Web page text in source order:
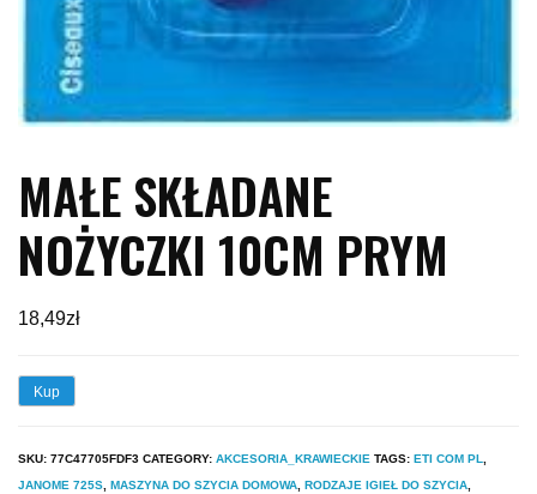
MAŁE SKŁADANE
NOŻYCZKI 10CM PRYM
18,49zł
Kup
SKU: 77C47705FDF3 CATEGORY: AKCESORIA_KRAWIECKIE TAGS: ETI COM PL
JANOME 725S MASZYNA DO SZYCIA DOMOWA RODZAJE IGIEŁ DO SZYCIA